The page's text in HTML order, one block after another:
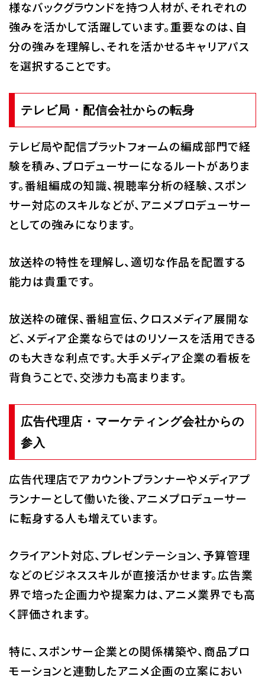
様なバックグラウンドを持つ人材が、それぞれの
強みを活かして活躍しています。重要なのは、自
分の強みを理解し、それを活かせるキャリアパス
を選択することです。
テレビ局・配信会社からの転身
テレビ局や配信プラットフォームの編成部門で経
験を積み、プロデューサーになるルートがありま
す。番組編成の知識、視聴率分析の経験、スポン
サー対応のスキルなどが、アニメプロデューサー
としての強みになります。
放送枠の特性を理解し、適切な作品を配置する
能力は貴重です。
放送枠の確保、番組宣伝、クロスメディア展開な
ど、メディア企業ならではのリソースを活用できる
のも大きな利点です。大手メディア企業の看板を
背負うことで、交渉力も高まります。
広告代理店・マーケティング会社からの
参入
広告代理店でアカウントプランナーやメディアプ
ランナーとして働いた後、アニメプロデューサー
に転身する人も増えています。
クライアント対応、プレゼンテーション、予算管理
などのビジネススキルが直接活かせます。広告業
界で培った企画力や提案力は、アニメ業界でも高
く評価されます。
特に、スポンサー企業との関係構築や、商品プロ
モーションと連動したアニメ企画の立案におい